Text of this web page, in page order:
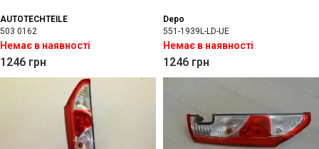
AUTOTECHTEILE
503 0162
Немає в наявності
1246 грн
Depo
551-1939L-LD-UE
Немає в наявності
1246 грн